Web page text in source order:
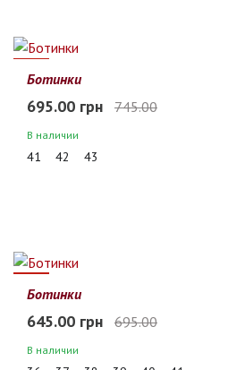
7%
Ботинки
695.00 грн 745.00
В наличии
41 42 43
7%
Ботинки
645.00 грн 695.00
В наличии